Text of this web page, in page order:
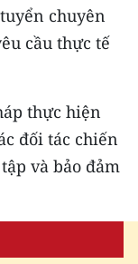
chuyên
cầu thực tế
thực hiện
đối tác chiến
và bảo đảm